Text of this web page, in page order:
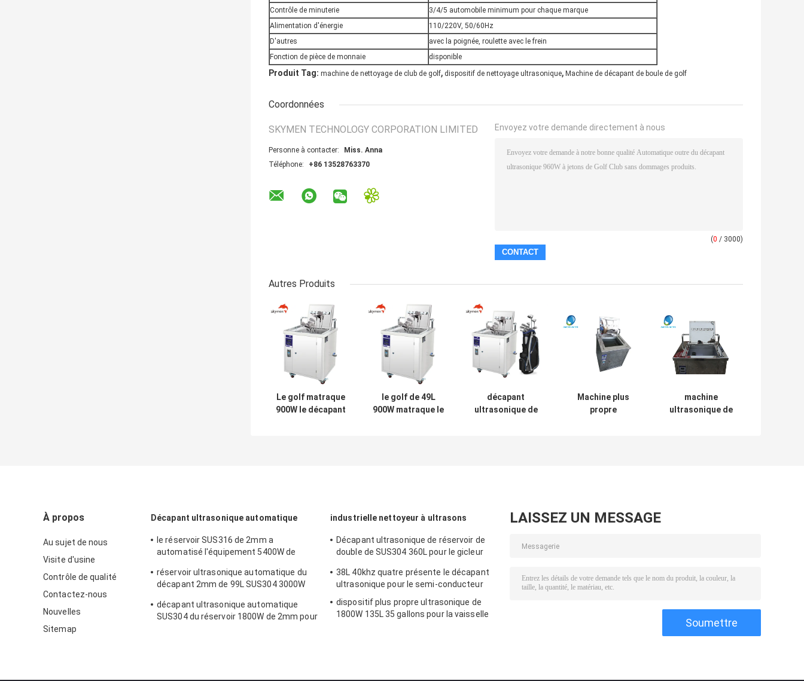
Contrôle de minuterie
3/4/5 automobile minimum pour chaque marque
Alimentation d'énergie
110/220V, 50/60Hz
D'autres
avec la poignée, roulette avec le frein
Fonction de pièce de monnaie
disponible
Produit Tag: machine de nettoyage de club de golf, dispositif de nettoyage ultrasonique, Machine de décapant de boule de golf
Coordonnées
SKYMEN TECHNOLOGY CORPORATION LIMITED
Personne à contacter:
Miss. Anna
Téléphone:
+86 13528763370
Envoyez votre demande directement à nous
(0 / 3000)
Autres Produits
Le golf matraque
900W le décapant
le golf de 49L
900W matraque le
décapant
ultrasonique de
Machine plus
propre
machine
ultrasonique de
À propos
Au sujet de nous
Visite d'usine
Contrôle de qualité
Contactez-nous
Nouvelles
Sitemap
Décapant ultrasonique automatique
le réservoir SUS316 de 2mm a
automatisé l'équipement 5400W de
rouille
réservoir ultrasonique automatique du
décapant 2mm de 99L SUS304 3000W
décapant ultrasonique automatique
SUS304 du réservoir 1800W de 2mm pour
industrielle nettoyeur à ultrasons
Décapant ultrasonique de réservoir de
double de SUS304 360L pour le gicleur
38L 40khz quatre présente le décapant
ultrasonique pour le semi-conducteur
dispositif plus propre ultrasonique de
1800W 135L 35 gallons pour la vaisselle
LAISSEZ UN MESSAGE